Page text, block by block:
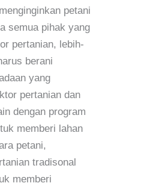
petani
semua pihak yang
pertanian, lebih-
berani
yang
pertanian dan
dengan program
memberi lahan
petani,
tradisonal
memberi